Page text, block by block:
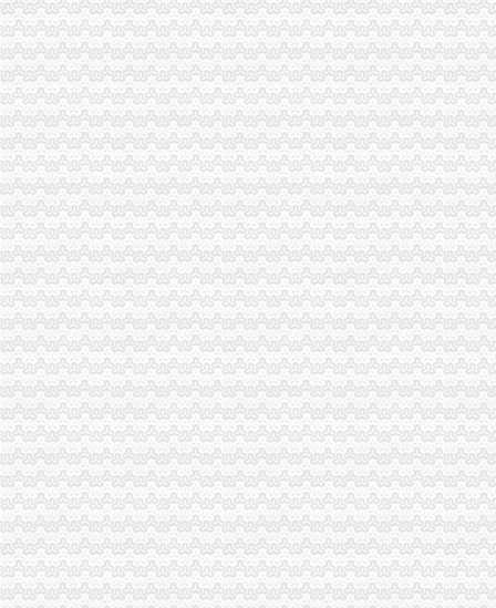
关于统一换发税务登记证件公告
11月7日广西广西城建咨询有限公司玉林市福绵区新桥联片农村饮水安
【上海新桥税务登记|税务登记证办理|代理税务登记】-上海赶集网
关于统一换发税务登记证件公告
【常州新桥税务登记|税务登记证办理|代理税务登记】-常州赶集网
分享深圳宝安新桥工商代办工商注册流程-兴义之窗
1.1.7企业注册登记步骤(七)办理税务登记-shuo的日志-网易博客
松江新桥办营业执照兼职会计-上海58同城
中国常州高新区-【个管办】新桥个管办对国地税信息进行比对推进信
北京市国家税务局转发国家税务总局关于金融保险业税收政策调整后若
中国常州高新区-新桥个管办推进信息管税工作
税务登记证-荣誉证书-上海恒刚仪器仪表有限公司
象山县信息公开-代办企业（国税、地税）税务登记证
税务登记证如何办理？设立税务登记应提供的证件_搜狐教育_搜狐网
今日早报
【办理税务开业登记,工商登记,财税咨询,代理记账】价格_厂家_
温州机场·温州都市报
：凯诺科技：华泰联合证券有限责任公司关于凯诺科技股份有
全工厂注册流程及相关费用详解-我爱铺网
发布商机列表_天恒信财税办理公司注册,代理记账【今日推荐网-分类
台州市国、地税深化合作,得出“1+1”三种答案_宁波频道_凤凰网
分类广告-----湖南日报数字报刊
我在新桥沁园这边做餐饮怎样办理工商执照_百度知道
温州仲裁委员会公告·温州都市报
分类广告_新浪新闻
天津新会里装修